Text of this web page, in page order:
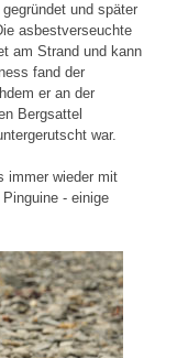
und später
asbestverseuchte
am Strand und kann
fand der
er an der
Bergsattel
war.
immer wieder mit
- einige